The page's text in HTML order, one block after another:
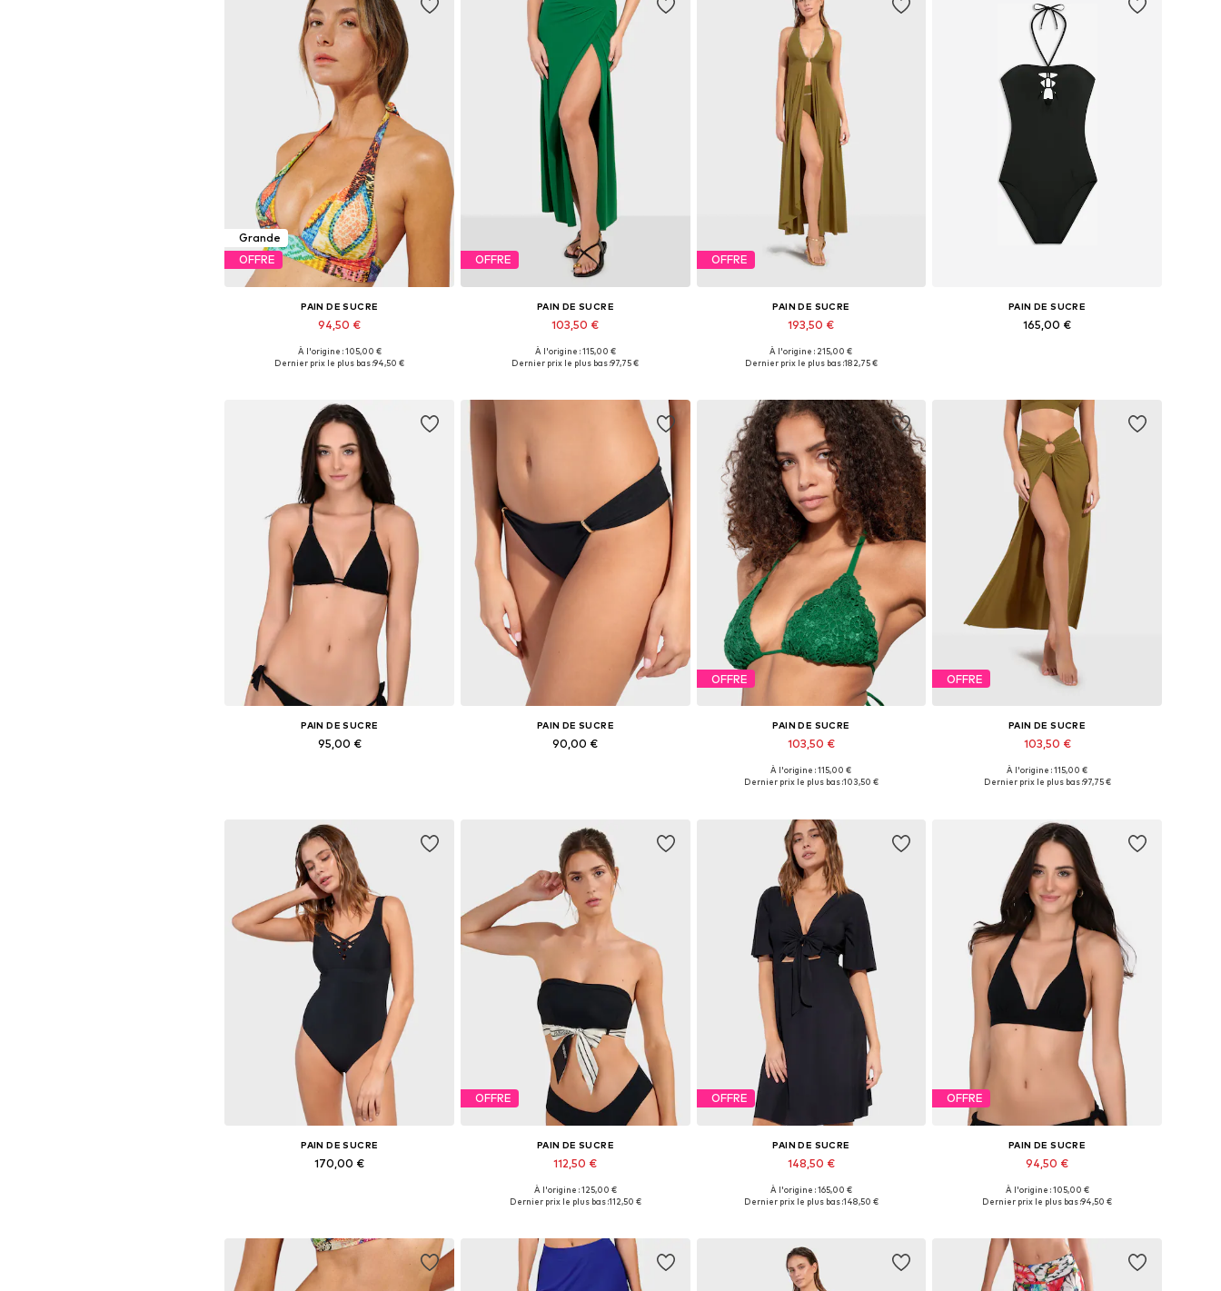
Grande
OFFRE
PAIN DE SUCRE
94,50 €
Tailles disponibles: 70, 75, 80, 90, 100
À l'origine : 105,00 €
Dernier prix le plus bas :94,50 €
OFFRE
PAIN DE SUCRE
103,50 €
Tailles disponibles: 34, 36, 40
À l'origine : 115,00 €
Dernier prix le plus bas :97,75 €
OFFRE
PAIN DE SUCRE
193,50 €
Tailles disponibles: 34, 36, 38, 40
À l'origine : 215,00 €
Dernier prix le plus bas :182,75 €
PAIN DE SUCRE
165,00 €
PAIN DE SUCRE
95,00 €
PAIN DE SUCRE
90,00 €
OFFRE
PAIN DE SUCRE
103,50 €
Tailles disponibles: 70, 75, 80, 90
À l'origine : 115,00 €
Dernier prix le plus bas :103,50 €
OFFRE
PAIN DE SUCRE
103,50 €
Tailles disponibles: XS, S
À l'origine : 115,00 €
Dernier prix le plus bas :97,75 €
PAIN DE SUCRE
170,00 €
OFFRE
PAIN DE SUCRE
112,50 €
Tailles disponibles: 70, 75
À l'origine : 125,00 €
Dernier prix le plus bas :112,50 €
OFFRE
PAIN DE SUCRE
148,50 €
Tailles disponibles: 34, 36
À l'origine : 165,00 €
Dernier prix le plus bas :148,50 €
OFFRE
PAIN DE SUCRE
94,50 €
Tailles disponibles: 80, 90
À l'origine : 105,00 €
Dernier prix le plus bas :94,50 €